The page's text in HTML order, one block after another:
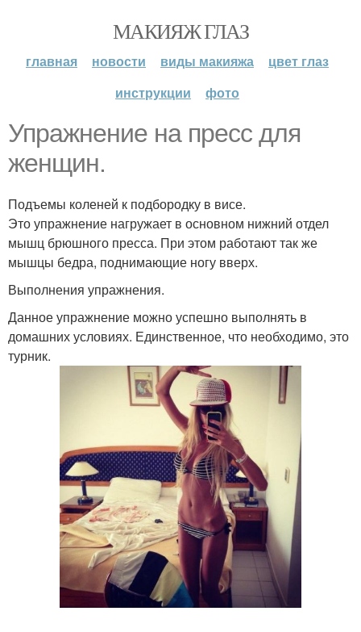
МАКИЯЖ ГЛАЗ
главная новости виды макияжа
цвет глаз
инструкции
фото
Упражнение на пресс для
женщин.
Подъемы коленей к подбородку в висе.
Это упражнение нагружает в основном нижний отдел
мышц брюшного пресса. При этом работают так же
мышцы бедра, поднимающие ногу вверх.
Выполнения упражнения.
Данное упражнение можно успешно выполнять в
домашних условиях. Единственное, что необходимо, это
турник.